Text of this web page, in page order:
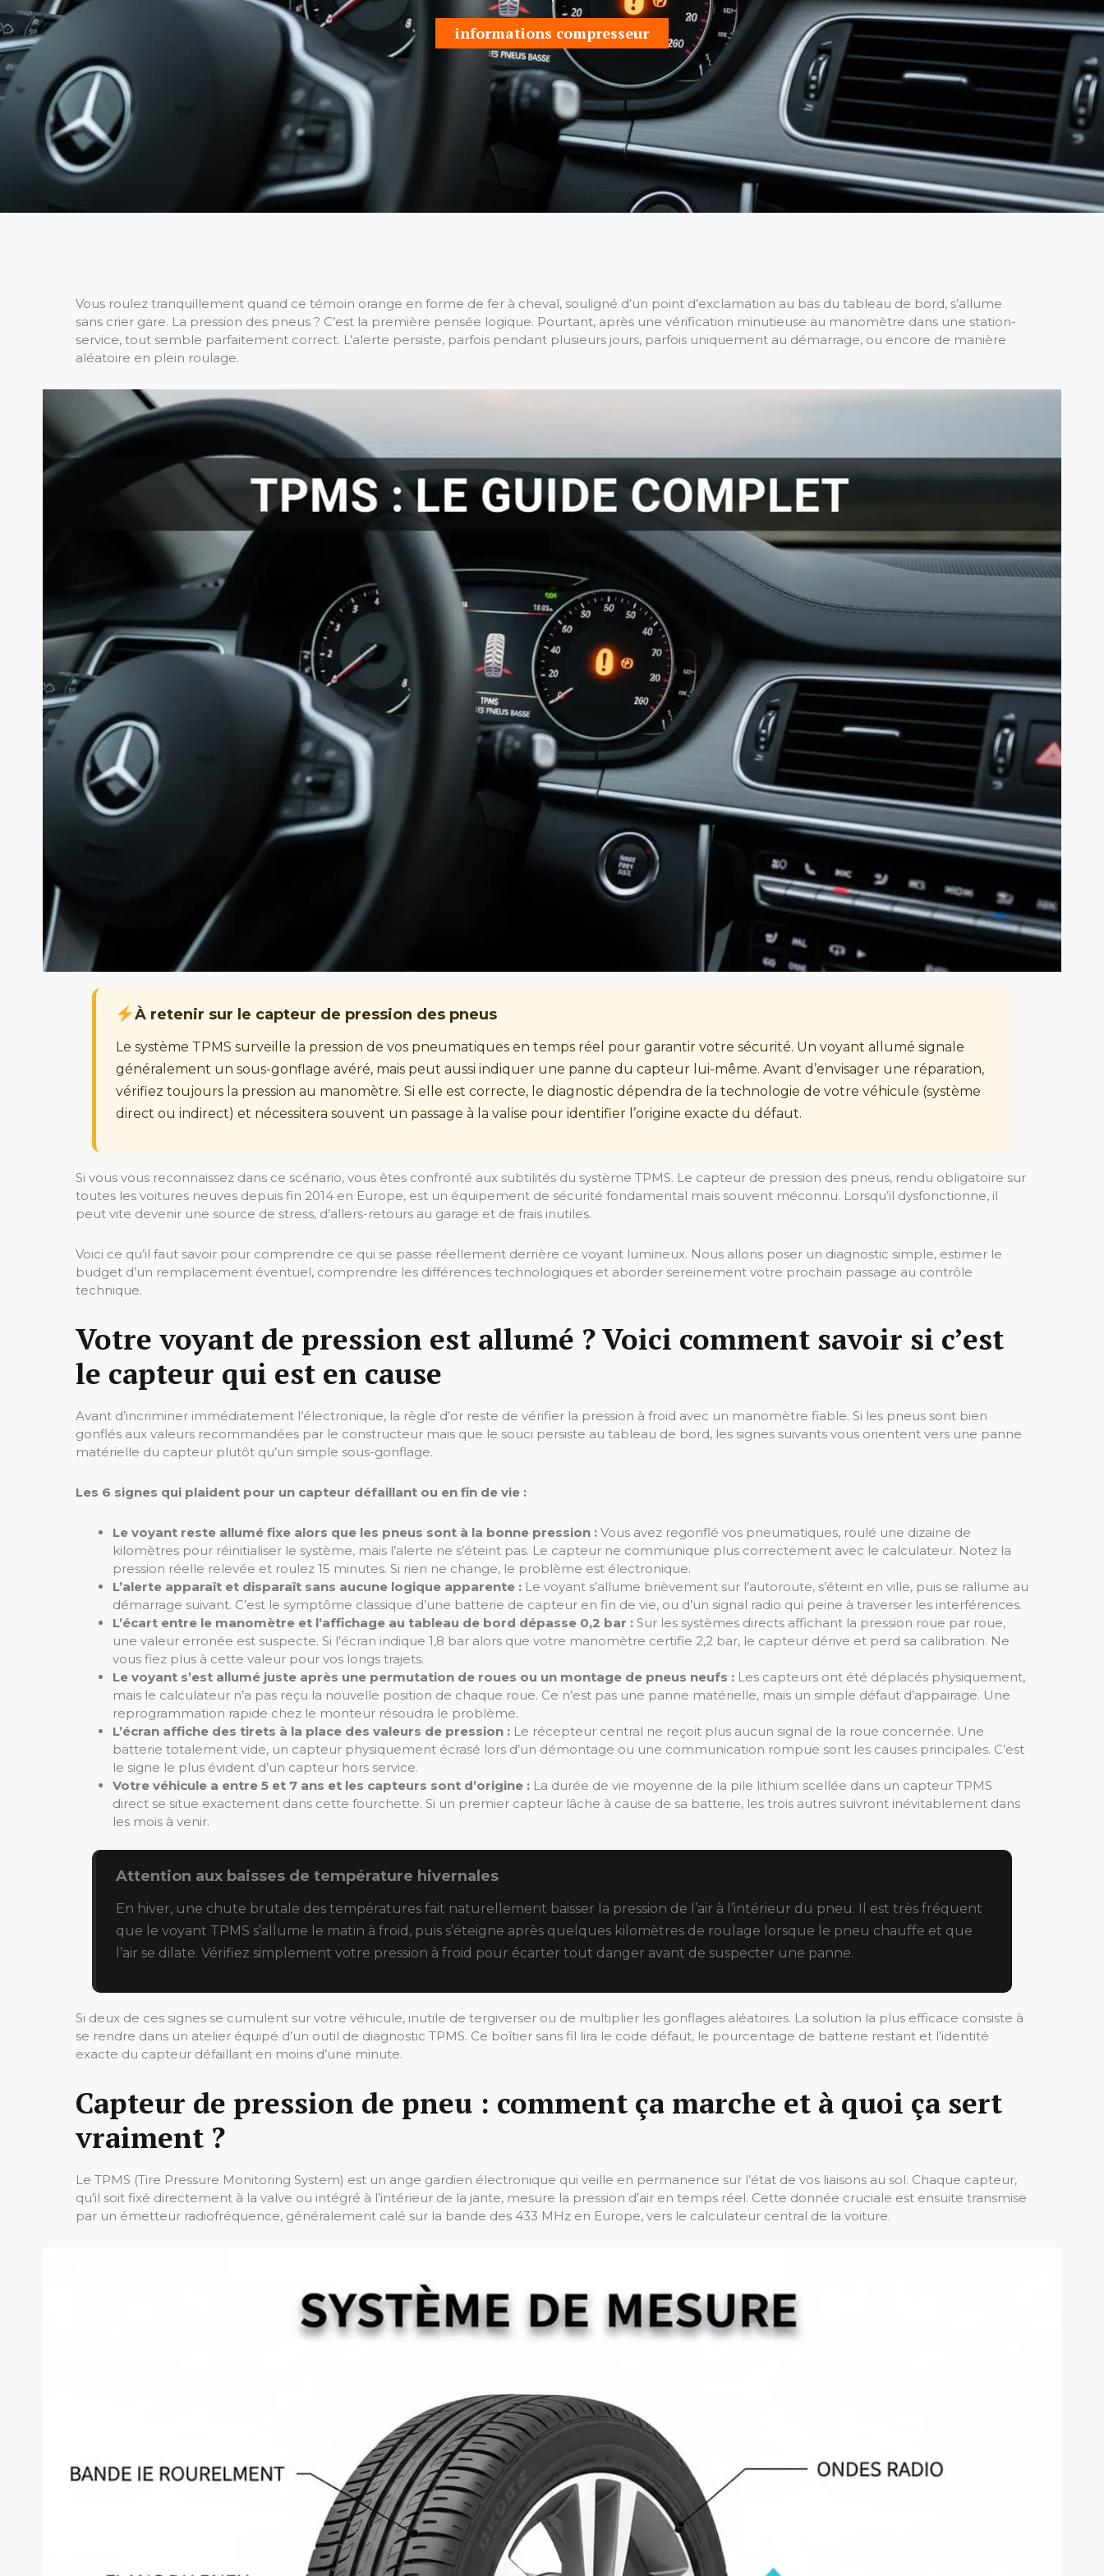
informations compresseur
Vous roulez tranquillement quand ce témoin orange en forme de fer à cheval, souligné d’un point d’exclamation au bas du tableau de bord, s’allume
sans crier gare. La pression des pneus ? C’est la première pensée logique. Pourtant, après une vérification minutieuse au manomètre dans une station-
service, tout semble parfaitement correct. L’alerte persiste, parfois pendant plusieurs jours, parfois uniquement au démarrage, ou encore de manière
aléatoire en plein roulage.
À retenir sur le capteur de pression des pneus
Le système TPMS surveille la pression de vos pneumatiques en temps réel pour garantir votre sécurité. Un voyant allumé signale
généralement un sous-gonflage avéré, mais peut aussi indiquer une panne du capteur lui-même. Avant d’envisager une réparation,
vérifiez toujours la pression au manomètre. Si elle est correcte, le diagnostic dépendra de la technologie de votre véhicule (système
direct ou indirect) et nécessitera souvent un passage à la valise pour identifier l’origine exacte du défaut.
Si vous vous reconnaissez dans ce scénario, vous êtes confronté aux subtilités du système TPMS. Le capteur de pression des pneus, rendu obligatoire sur
toutes les voitures neuves depuis fin 2014 en Europe, est un équipement de sécurité fondamental mais souvent méconnu. Lorsqu’il dysfonctionne, il
peut vite devenir une source de stress, d’allers-retours au garage et de frais inutiles.
Voici ce qu’il faut savoir pour comprendre ce qui se passe réellement derrière ce voyant lumineux. Nous allons poser un diagnostic simple, estimer le
budget d’un remplacement éventuel, comprendre les différences technologiques et aborder sereinement votre prochain passage au contrôle
technique.
Votre voyant de pression est allumé ? Voici comment savoir si c’est
le capteur qui est en cause
Avant d’incriminer immédiatement l’électronique, la règle d’or reste de vérifier la pression à froid avec un manomètre fiable. Si les pneus sont bien
gonflés aux valeurs recommandées par le constructeur mais que le souci persiste au tableau de bord, les signes suivants vous orientent vers une panne
matérielle du capteur plutôt qu’un simple sous-gonflage.
Les 6 signes qui plaident pour un capteur défaillant ou en fin de vie :
Le voyant reste allumé fixe alors que les pneus sont à la bonne pression : Vous avez regonflé vos pneumatiques, roulé une dizaine de
kilomètres pour réinitialiser le système, mais l’alerte ne s’éteint pas. Le capteur ne communique plus correctement avec le calculateur. Notez la
pression réelle relevée et roulez 15 minutes. Si rien ne change, le problème est électronique.
L’alerte apparaît et disparaît sans aucune logique apparente : Le voyant s’allume brièvement sur l’autoroute, s’éteint en ville, puis se rallume au
démarrage suivant. C’est le symptôme classique d’une batterie de capteur en fin de vie, ou d’un signal radio qui peine à traverser les interférences.
L’écart entre le manomètre et l’affichage au tableau de bord dépasse 0,2 bar : Sur les systèmes directs affichant la pression roue par roue,
une valeur erronée est suspecte. Si l’écran indique 1,8 bar alors que votre manomètre certifie 2,2 bar, le capteur dérive et perd sa calibration. Ne
vous fiez plus à cette valeur pour vos longs trajets.
Le voyant s’est allumé juste après une permutation de roues ou un montage de pneus neufs : Les capteurs ont été déplacés physiquement,
mais le calculateur n’a pas reçu la nouvelle position de chaque roue. Ce n’est pas une panne matérielle, mais un simple défaut d’appairage. Une
reprogrammation rapide chez le monteur résoudra le problème.
L’écran affiche des tirets à la place des valeurs de pression : Le récepteur central ne reçoit plus aucun signal de la roue concernée. Une
batterie totalement vide, un capteur physiquement écrasé lors d’un démontage ou une communication rompue sont les causes principales. C’est
le signe le plus évident d’un capteur hors service.
Votre véhicule a entre 5 et 7 ans et les capteurs sont d’origine : La durée de vie moyenne de la pile lithium scellée dans un capteur TPMS
direct se situe exactement dans cette fourchette. Si un premier capteur lâche à cause de sa batterie, les trois autres suivront inévitablement dans
les mois à venir.
Attention aux baisses de température hivernales
En hiver, une chute brutale des températures fait naturellement baisser la pression de l’air à l’intérieur du pneu. Il est très fréquent
que le voyant TPMS s’allume le matin à froid, puis s’éteigne après quelques kilomètres de roulage lorsque le pneu chauffe et que
l’air se dilate. Vérifiez simplement votre pression à froid pour écarter tout danger avant de suspecter une panne.
Si deux de ces signes se cumulent sur votre véhicule, inutile de tergiverser ou de multiplier les gonflages aléatoires. La solution la plus efficace consiste à
se rendre dans un atelier équipé d’un outil de diagnostic TPMS. Ce boîtier sans fil lira le code défaut, le pourcentage de batterie restant et l’identité
exacte du capteur défaillant en moins d’une minute.
Capteur de pression de pneu : comment ça marche et à quoi ça sert
vraiment ?
Le TPMS (Tire Pressure Monitoring System) est un ange gardien électronique qui veille en permanence sur l’état de vos liaisons au sol. Chaque capteur,
qu’il soit fixé directement à la valve ou intégré à l’intérieur de la jante, mesure la pression d’air en temps réel. Cette donnée cruciale est ensuite transmise
par un émetteur radiofréquence, généralement calé sur la bande des 433 MHz en Europe, vers le calculateur central de la voiture.